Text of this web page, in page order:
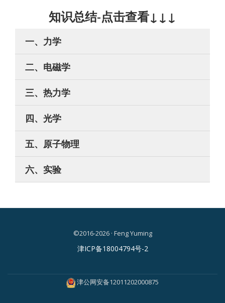
知识总结-点击查看↓↓↓
一、力学
二、电磁学
三、热力学
四、光学
五、原子物理
六、实验
©2016-2026 · Feng Yuming
级
津ICP备18004794号-2
津公网安备12011202000875